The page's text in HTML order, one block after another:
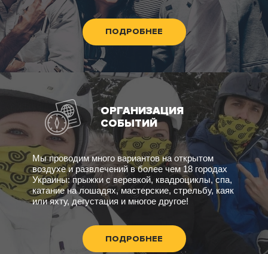
ПОДРОБНЕЕ
ОРГАНИЗАЦИЯ
СОБЫТИЙ
Мы проводим много вариантов на открытом
воздухе и развлечений в более чем 18 городах
Украины: прыжки с веревкой, квадроциклы, спа,
катание на лошадях, мастерские, стрельбу, каяк
или яхту, дегустация и многое другое!
ПОДРОБНЕЕ